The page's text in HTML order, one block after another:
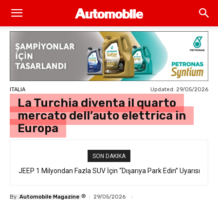
ITALIA Updated: 29/05/2026
La Turchia diventa il quarto
mercato dell’auto elettrica in
Europa
SON DAKIKA
JEEP 1 Milyondan Fazla SUV İçin “Dışarıya Park Edin” Uyarısı
By Automobile Magazine ® 29/05/2026